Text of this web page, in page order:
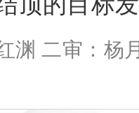
渊 二审：杨